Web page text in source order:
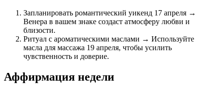
Запланировать романтический уикенд 17 апреля →
Венера в вашем знаке создаст атмосферу любви и
близости.
Ритуал с ароматическими маслами → Используйте
масла для массажа 19 апреля, чтобы усилить
чувственность и доверие.
Аффирмация недели